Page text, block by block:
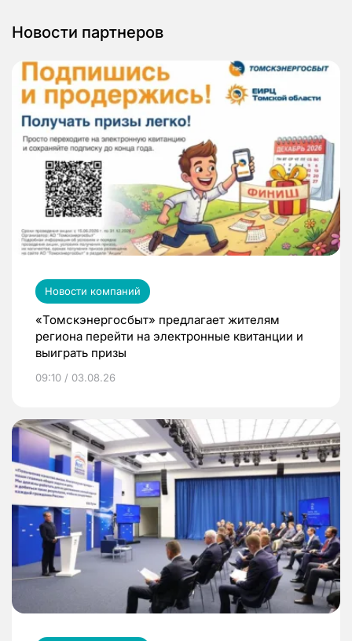
Новости партнеров
Новости компаний
«Томскэнергосбыт» предлагает жителям
региона перейти на электронные квитанции и
выиграть призы
09:10 / 03.08.26